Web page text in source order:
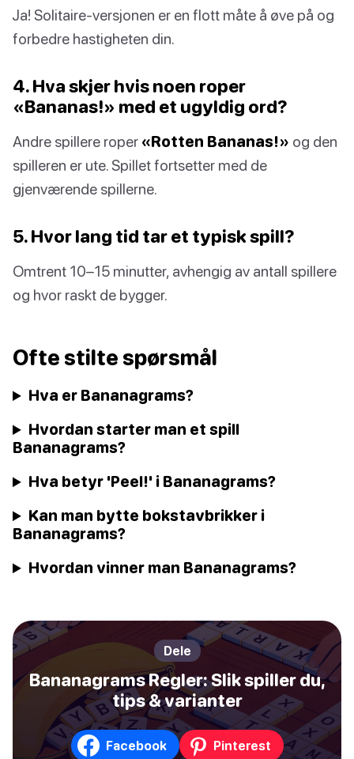
Ja! Solitaire-versjonen er en flott måte å øve på og
forbedre hastigheten din.
4. Hva skjer hvis noen roper
«Bananas!» med et ugyldig ord?
Andre spillere roper «Rotten Bananas!» og den
spilleren er ute. Spillet fortsetter med de
gjenværende spillerne.
5. Hvor lang tid tar et typisk spill?
Omtrent 10–15 minutter, avhengig av antall spillere
og hvor raskt de bygger.
Ofte stilte spørsmål
Hva er Bananagrams?
Hvordan starter man et spill
Bananagrams?
Hva betyr 'Peel!' i Bananagrams?
Kan man bytte bokstavbrikker i
Bananagrams?
Hvordan vinner man Bananagrams?
Dele
Bananagrams Regler: Slik spiller du,
tips & varianter
Facebook Pinterest